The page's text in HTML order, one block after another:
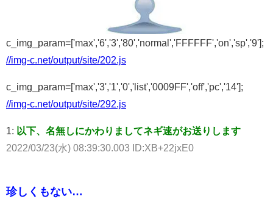
c_img_param=['max','6','3','80','normal','FFFFFF','on','sp','9'];
//img-c.net/output/site/202.js
c_img_param=['max','3','1','0','list','0009FF','off','pc','14'];
//img-c.net/output/site/292.js
1: 以下、名無しにかわりましてネギ速がお送りします
2022/03/23(水) 08:39:30.003 ID:XB+22jxE0
珍しくもない…